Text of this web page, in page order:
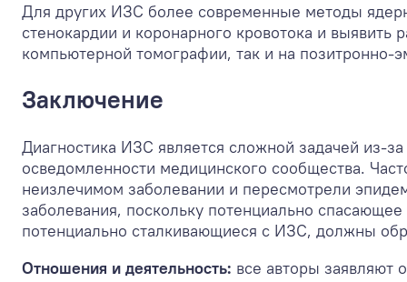
Для других ИЗС более современные методы
стенокардии и коронарного кровотока и
компьютерной томографии, так и на позитронно-
Заключение
Диагностика ИЗС является сложной задачей из-
осведомленности медицинского сообщества.
неизлечимом заболевании и пересмотрели
заболевания, поскольку потенциально
потенциально сталкивающиеся с ИЗС, должны
Отношения и деятельность: все авторы заявляют